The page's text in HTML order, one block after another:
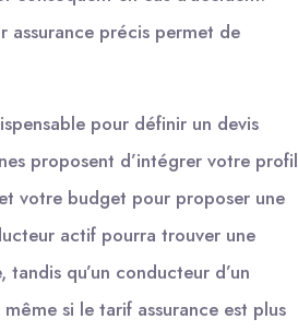
assurance précis permet de
pour définir un devis
proposent d’intégrer votre profil
votre budget pour proposer une
actif pourra trouver une
qu’un conducteur d’un
si le tarif assurance est plus